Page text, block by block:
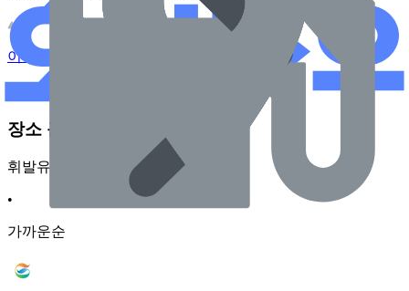
이 주유소의 사장님이신가요?
장소 근처 주유소
휘발유
•
가까운순